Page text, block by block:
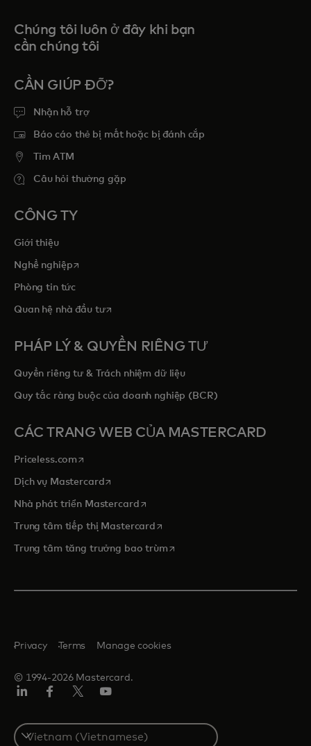
Chúng tôi luôn ở đây khi bạn
cần chúng tôi
CẦN GIÚP ĐỠ?
Nhận hỗ trợ
Báo cáo thẻ bị mất hoặc bị đánh cắp
Tim ATM
Câu hỏi thường gặp
CÔNG TY
Giới thiệu
Nghề nghiệpopens in a new tab
Phòng tin tức
Quan hệ nhà đầu tưopens in a new tab
PHÁP LÝ & QUYỀN RIÊNG TƯ
Quyền riêng tư & Trách nhiệm dữ liệu
Quy tắc ràng buộc của doanh nghiệp (BCR)
CÁC TRANG WEB CỦA MASTERCARD
Priceless.com opens in a new tab
Dịch vụ Mastercardopens in a new tab
Nhà phát triển Mastercardopens in a new tab
Trung tâm tiếp thị Mastercardopens in a new tab
Trung tâm tăng trưởng bao trùmopens in a new tab
© 1994-2026 Mastercard.
Privacy Terms Manage cookies
Select
a